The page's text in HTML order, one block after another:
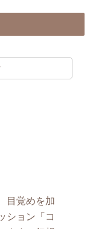
目覚めを加
ション「コ